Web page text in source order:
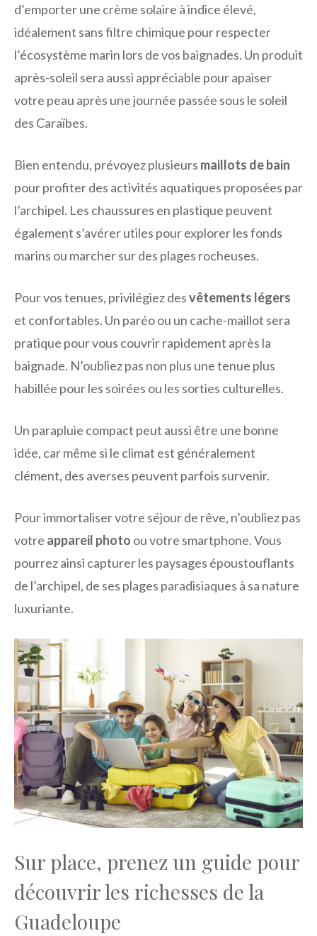
d’emporter une crème solaire à indice élevé,
idéalement sans filtre chimique pour respecter
l’écosystème marin lors de vos baignades. Un produit
après-soleil sera aussi appréciable pour apaiser
votre peau après une journée passée sous le soleil
des Caraïbes.
Bien entendu, prévoyez plusieurs maillots de bain
pour profiter des activités aquatiques proposées par
l’archipel. Les chaussures en plastique peuvent
également s’avérer utiles pour explorer les fonds
marins ou marcher sur des plages rocheuses.
Pour vos tenues, privilégiez desvêtements légers
et confortables. Un paréo ou un cache-maillot sera
pratique pour vous couvrir rapidement après la
baignade. N’oubliez pas non plus une tenue plus
habillée pour les soirées ou les sorties culturelles.
Un parapluie compact peut aussi être une bonne
idée, car même si le climat est généralement
clément, des averses peuvent parfois survenir.
Pour immortaliser votre séjour de rêve, n’oubliez pas
votre appareil photo ou votre smartphone. Vous
pourrez ainsi capturer les paysages époustouflants
de l’archipel, de ses plages paradisiaques à sa nature
luxuriante.
Sur place, prenez un guide pour
découvrir les richesses de la
Guadeloupe